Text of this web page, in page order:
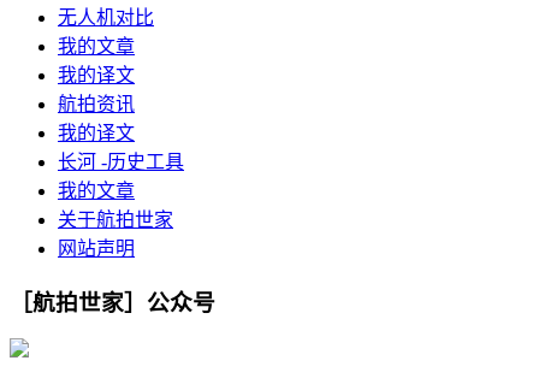
无人机对比
我的文章
我的译文
航拍资讯
我的译文
长河 -历史工具
我的文章
关于航拍世家
网站声明
［航拍世家］公众号